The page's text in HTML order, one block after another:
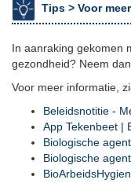
Tips > Voor
In aanraking gekomen
gezondheid? Neem
Voor meer informatie,
Beleidsnotitie -
App Tekenbeet |
Biologische
Biologische